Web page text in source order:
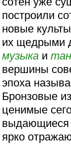
построили
новые
их щедрыми
музыка и
вершины
эпоха
Бронзовые
ценимые
выдающиеся
ярко